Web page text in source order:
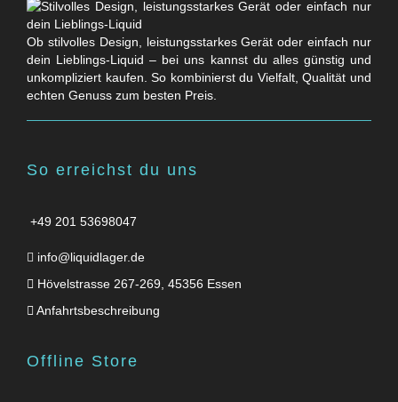
Ob stilvolles Design, leistungsstarkes Gerät oder einfach nur
dein Lieblings-Liquid – bei uns kannst du alles günstig und
unkompliziert kaufen. So kombinierst du Vielfalt, Qualität und
echten Genuss zum besten Preis.
So erreichst du uns
+49 201 53698047
info@liquidlager.de
Hövelstrasse 267-269, 45356 Essen
Anfahrtsbeschreibung
Offline Store